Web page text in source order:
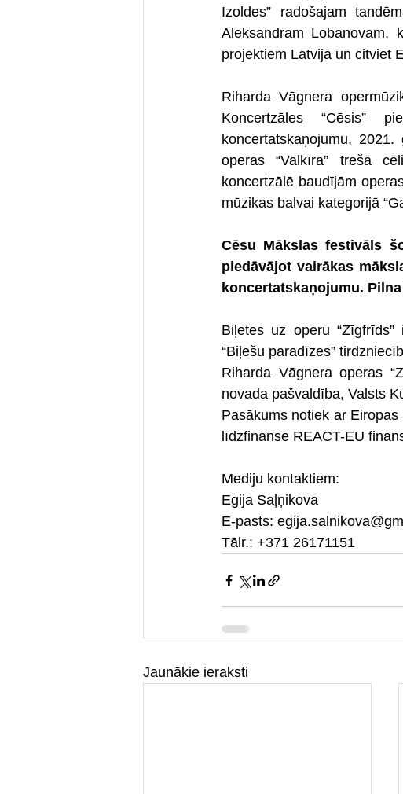
Izoldes” radošajam
Aleksandram
projektiem Latvijā un citviet
Riharda Vāgnera
Koncertzāles “Cēsis”
koncertatskaņojumu,
operas “Valkīra” trešā
koncertzālē baudījām
mūzikas balvai kategorijā
Cēsu Mākslas festivāls
piedāvājot vairākas
koncertatskaņojumu.
Biļetes uz operu
“Biļešu paradīzes”
Riharda Vāgnera operas
novada pašvaldība, Valsts
Pasākums notiek ar
līdzfinansē REACT-EU
Mediju kontaktiem:
Egija Saļņikova
E-pasts:
Tālr.: +371 26171151
Jaunākie ieraksti